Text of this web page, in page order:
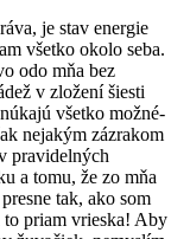
je stav energie
všetko okolo seba.
odo mňa bez
v zložení šiesti
všetko možné-
nejakým zázrakom
pravidelných
a tomu, že zo mňa
tak, ako som
to priam vrieska! Aby